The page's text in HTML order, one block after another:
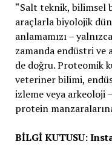
“Salt teknik, bilimsel
araçlarla biyolojik
anlamamızı –
zamanda endüstri ve
de doğru. Proteomik
veteriner bilimi,
izleme veya arkeoloji
protein
BİLGİ KUTUSU: